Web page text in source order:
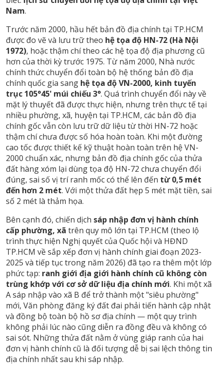
Nam.
Trước năm 2000, hầu hết bản đồ địa chính tại TP.HCM
được đo vẽ và lưu trữ theo hệ tọa độ HN-72 (Hà Nội
1972), hoặc thậm chí theo các hệ tọa độ địa phương cũ
hơn của thời kỳ trước 1975. Từ năm 2000, Nhà nước
chính thức chuyển đổi toàn bộ hệ thống bản đồ địa
chính quốc gia sang hệ tọa độ VN-2000, kinh tuyến
trục 105°45' múi chiếu 3°. Quá trình chuyển đổi này về
mặt lý thuyết đã được thực hiện, nhưng trên thực tế tại
nhiều phường, xã, huyện tại TP.HCM, các bản đồ địa
chính gốc vẫn còn lưu trữ dữ liệu từ thời HN-72 hoặc
thậm chí chưa được số hóa hoàn toàn. Khi một đường
cao tốc được thiết kế kỹ thuật hoàn toàn trên hệ VN-
2000 chuẩn xác, nhưng bản đồ địa chính gốc của thửa
đất hàng xóm lại dùng tọa độ HN-72 chưa chuyển đổi
đúng, sai số vị trí ranh mốc có thể lên đến từ 0,5 mét
đến hơn 2 mét. Với một thửa đất hẹp 5 mét mặt tiền, sai
số 2 mét là thảm họa.
Bên cạnh đó, chiến dịch sáp nhập đơn vị hành chính
cấp phường, xã trên quy mô lớn tại TP.HCM (theo lộ
trình thực hiện Nghị quyết của Quốc hội và HĐND
TP.HCM về sắp xếp đơn vị hành chính giai đoạn 2023-
2025 và tiếp tục trong năm 2026) đã tạo ra thêm một lớp
phức tạp: ranh giới địa giới hành chính cũ không còn
trùng khớp với cơ sở dữ liệu địa chính mới. Khi một xã
A sáp nhập vào xã B để trở thành một "siêu phường"
mới, Văn phòng đăng ký đất đai phải tiến hành cập nhật
và đồng bộ toàn bộ hồ sơ địa chính — một quy trình
không phải lúc nào cũng diễn ra đồng đều và không có
sai sót. Những thửa đất nằm ở vùng giáp ranh của hai
đơn vị hành chính cũ là đối tượng dễ bị sai lệch thông tin
địa chính nhất sau khi sáp nhập.